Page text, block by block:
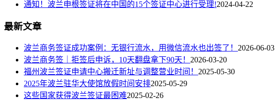
通知！波兰申根签证将在中国的15个签证中心进行受理!2024-04-22
最新文章
波兰商务签证成功案例：无银行流水，用微信流水也出签了！ 2026-06-03
波兰商务签｜拒签后申诉，10天翻盘拿下90天！ 2026-03-20
福州波兰签证申请中心搬迁新址与调整营业时间！ 2025-05-30
2025年波兰驻华大使馆放假时间安排2025-05-29
这些国家获得波兰签证最困难2025-02-26